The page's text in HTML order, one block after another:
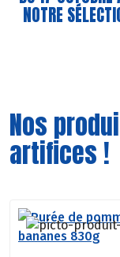
NOTRE
Nos
artifices !